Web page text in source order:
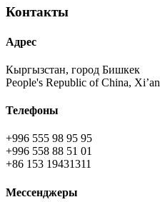
Контакты
Адрес
Кыргызстан, город Бишкек
People's Republic of China, Xi’an
Телефоны
+996 555 98 95 95
+996 558 88 51 01
+86 153 19431311
Мессенджеры